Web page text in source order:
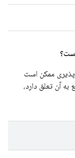
ممکن است
آن تعلق دارد،